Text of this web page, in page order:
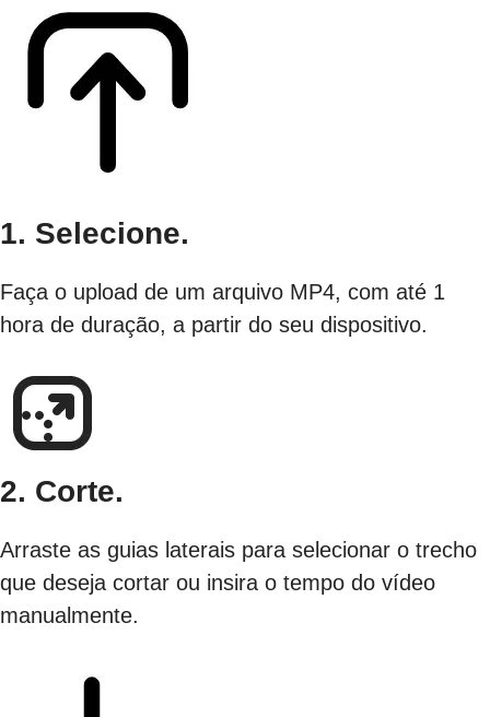
1. Selecione.
Faça o upload de um arquivo MP4, com até 1
hora de duração, a partir do seu dispositivo.
2. Corte.
Arraste as guias laterais para selecionar o trecho
que deseja cortar ou insira o tempo do vídeo
manualmente.